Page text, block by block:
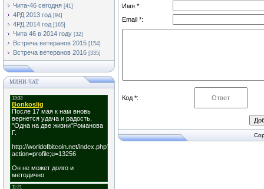
Чита-46 сегодня [41]
4РД 2013 год [94]
4РД 2014 год [165]
Чита 46 в 2014 году [32]
Встреча ветеранов 2015 [154]
Встреча ветеранов 2016 [335]
МИНИ-ЧАТ
Имя *:
Email *:
Код *: